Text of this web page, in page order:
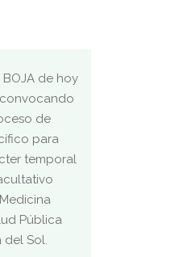
de hoy
de
para
temporal
Pública
del Sol.